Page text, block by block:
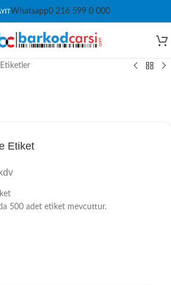
Whatsapp0 216 599 0 000
Etiket
500 adet etiket mevcuttur.